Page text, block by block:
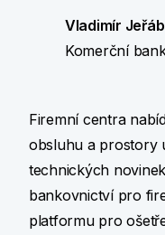
Vladimír
Komerční
Firemní centra
obsluhu a prostory
technických
bankovnictví pro
platformu pro